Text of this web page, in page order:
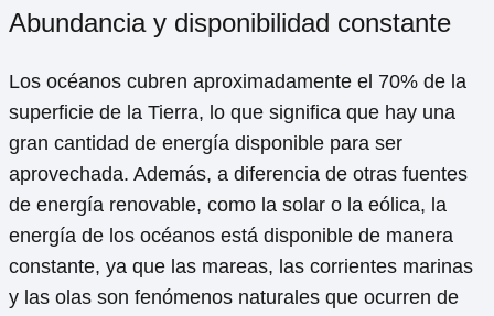
Abundancia y disponibilidad constante
Los océanos cubren aproximadamente el 70% de la
superficie de la Tierra, lo que significa que hay una
gran cantidad de energía disponible para ser
aprovechada. Además, a diferencia de otras fuentes
de energía renovable, como la solar o la eólica, la
energía de los océanos está disponible de manera
constante, ya que las mareas, las corrientes marinas
y las olas son fenómenos naturales que ocurren de